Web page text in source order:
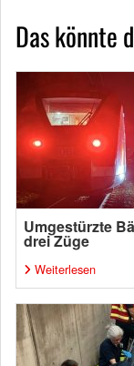
Das könnte
Umgestürzte
drei Züge
Weiterlesen